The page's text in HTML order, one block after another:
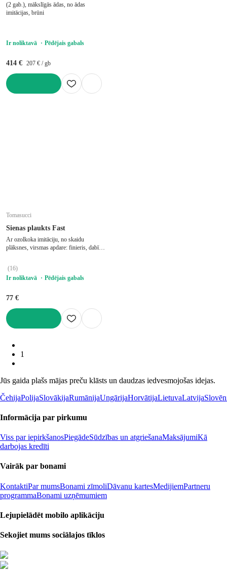
(2 gab.), mākslīgās ādas, no ādas
imitācijas, brūni
Ir noliktavā Pēdējais gabals
414 € 207 € / gb
Tomasucci
Sienas plaukts Fast
Ar ozolkoka imitāciju, no skaidu
plāksnes, virsmas apdare: finieris, dabīga
(16)
Ir noliktavā
Pēdējais gabals
77 €
1
Jūs gaida plašs mājas preču klāsts un daudzas iedvesmojošas idejas.
ČehijaPolijaSlovākijaRumānijaUngārijaHorvātijaLietuvaLatvija
Informācija par pirkumu
Viss par iepirkšanosPiegādeSūdzības un atgriešanaMaksājumiKā
darbojas kredīti
Vairāk par bonami
KontaktiPar mumsBonami zīmoliDāvanu kartesMedijiemPartneru
programmaBonami uzņēmumiem
Lejupielādēt mobilo aplikāciju
Sekojiet mums sociālajos tīklos